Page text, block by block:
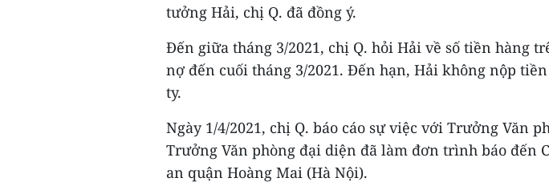
tưởng Hải, chị Q. đã đồng ý.
Đến giữa tháng 3/2021, chị Q. hỏi Hải về số tiền hàng
nợ đến cuối tháng 3/2021. Đến hạn, Hải không nộp
ty.
Ngày 1/4/2021, chị Q. báo cáo sự việc với Trưởng Văn
Trưởng Văn phòng đại diện đã làm đơn trình báo đến
an quận Hoàng Mai (Hà Nội).